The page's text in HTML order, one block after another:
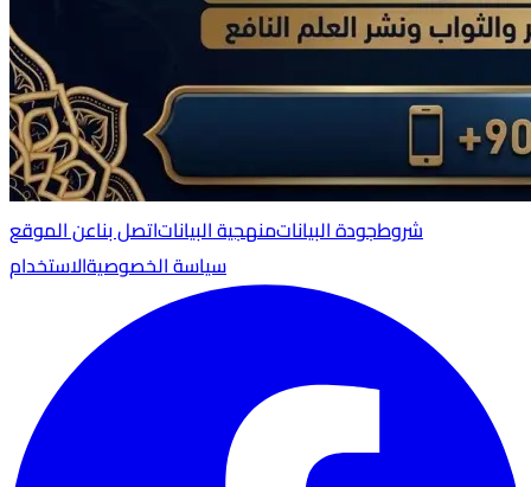
عن الموقعاتصل بنامنهجية البياناتجودة البياناتشروط
الاستخدامسياسة الخصوصية